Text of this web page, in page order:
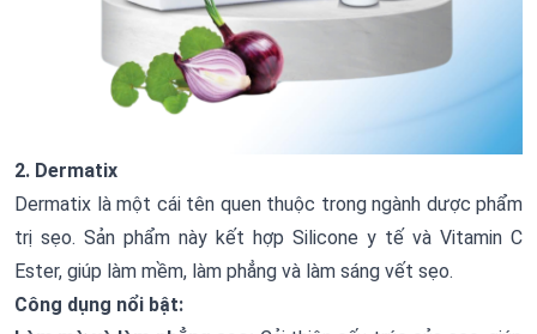
2. Dermatix
Dermatix là một cái tên quen thuộc trong ngành dược phẩm
trị sẹo. Sản phẩm này kết hợp Silicone y tế và Vitamin C
Ester, giúp làm mềm, làm phẳng và làm sáng vết sẹo.
Công dụng nổi bật: